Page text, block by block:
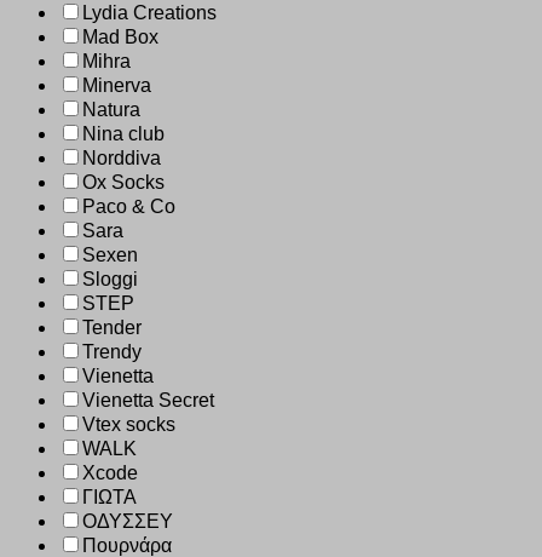
Lydia Creations
Mad Box
Mihra
Minerva
Natura
Nina club
Norddiva
Ox Socks
Paco & Co
Sara
Sexen
Sloggi
STEP
Tender
Trendy
Vienetta
Vienetta Secret
Vtex socks
WALK
Xcode
ΓΙΩΤΑ
ΟΔΥΣΣΕΥ
Πουρνάρα